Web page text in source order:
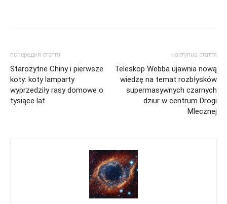
попередня стаття
Starożytne Chiny i pierwsze
koty: koty lamparty
wyprzedziły rasy domowe o
tysiące lat
наступна стаття
Teleskop Webba ujawnia nową
wiedzę na temat rozbłysków
supermasywnych czarnych
dziur w centrum Drogi
Mlecznej